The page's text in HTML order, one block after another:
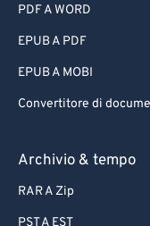
PDF A WORD
EPUB A PDF
EPUB A MOBI
Convertitore di
Archivio & tempo
RAR A Zip